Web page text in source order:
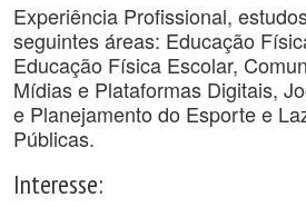
Experiência Profissional,
seguintes áreas: Educação
Educação Física Escolar,
Mídias e Plataformas Digitais,
e Planejamento do Esporte e
Públicas.
Interesse: